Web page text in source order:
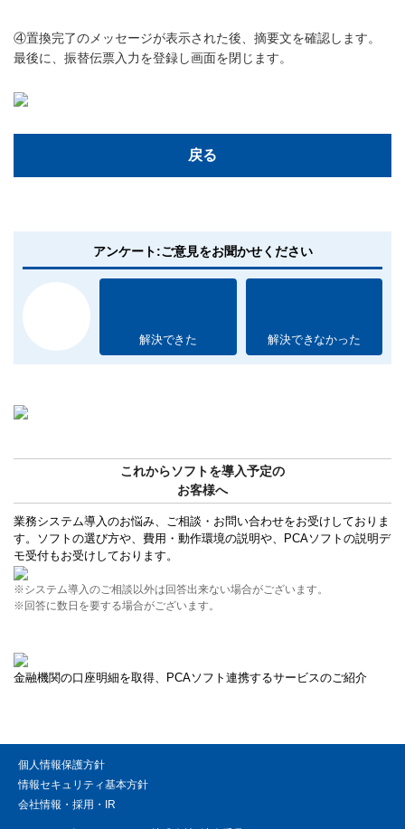
④置換完了のメッセージが表示された後、摘要文を確認します。
最後に、振替伝票入力を登録し画面を閉じます。
戻る
アンケート:ご意見をお聞かせください
解決できた 解決できなかった
これからソフトを導入予定の
お客様へ
業務システム導入のお悩み、ご相談・お問い合わせをお受けしておりま
す。ソフトの選び方や、費用・動作環境の説明や、PCAソフトの説明デ
モ受付もお受けしております。
※システム導入のご相談以外は回答出来ない場合がございます。
※回答に数日を要する場合がございます。
金融機関の口座明細を取得、PCAソフト連携するサービスのご紹介
個人情報保護方針
情報セキュリティ基本方針
会社情報・採用・IR